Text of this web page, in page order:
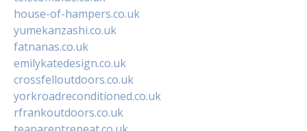
house-of-hampers.co.uk
yumekanzashi.co.uk
fatnanas.co.uk
emilykatedesign.co.uk
crossfelloutdoors.co.uk
yorkroadreconditioned.co.uk
rfrankoutdoors.co.uk